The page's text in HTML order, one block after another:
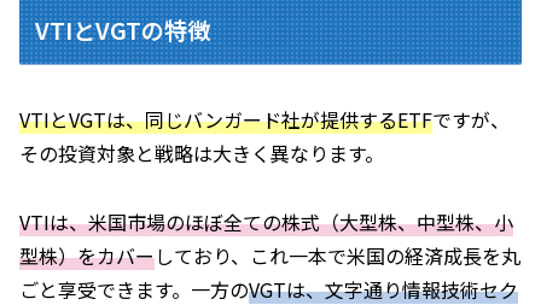
VTIとVGTの特徴
VTIとVGTは、同じバンガード社が提供するETFですが、
その投資対象と戦略は大きく異なります。
VTIは、米国市場のほぼ全ての株式（大型株、中型株、小
型株）をカバーしており、これ一本で米国の経済成長を丸
ごと享受できます。一方のVGTは、文字通り情報技術セク